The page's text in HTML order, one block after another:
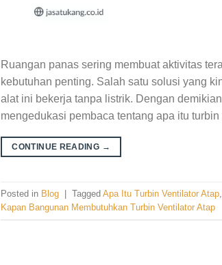
Ruangan panas sering membuat aktivitas
kebutuhan penting. Salah satu solusi yang
alat ini bekerja tanpa listrik. Dengan
mengedukasi pembaca tentang apa itu
CONTINUE READING →
Posted in Blog | Tagged Apa Itu Turbin Ventilator Atap
Kapan Bangunan Membutuhkan Turbin Ventilator Atap